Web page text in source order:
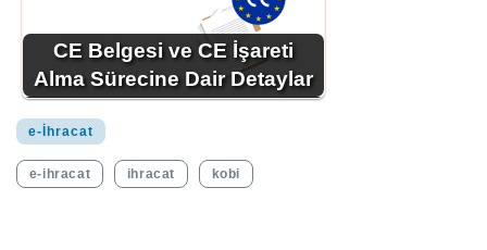
CE Belgesi ve CE İşareti
Alma Sürecine Dair Detaylar
e-İhracat
e-ihracat ihracat kobi